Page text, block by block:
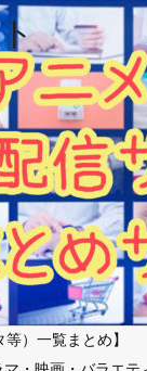
）一覧まとめ】